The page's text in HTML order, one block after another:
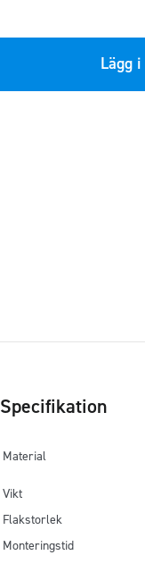
Lägg
Specifikation
Material
Vikt
Flakstorlek
Monteringstid